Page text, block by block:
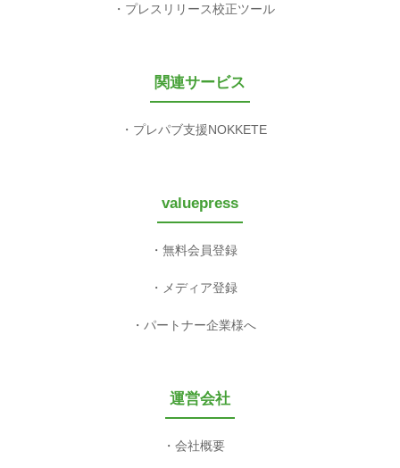
プレスリリース校正ツール
関連サービス
プレパブ支援NOKKETE
valuepress
無料会員登録
メディア登録
パートナー企業様へ
運営会社
会社概要